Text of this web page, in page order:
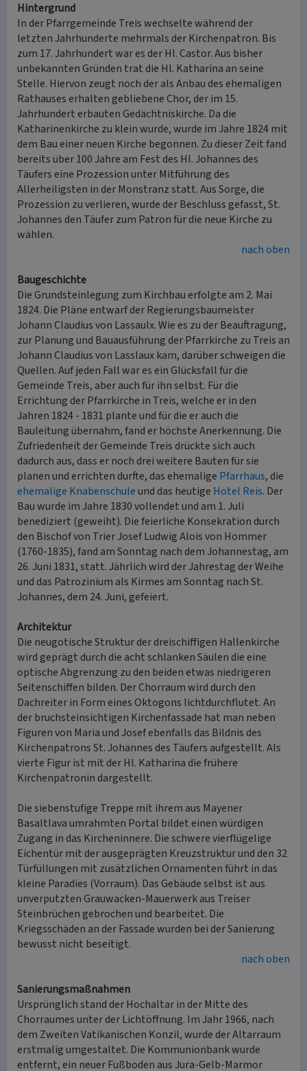
Hintergrund
In der Pfarrgemeinde Treis wechselte während der
letzten Jahrhunderte mehrmals der Kirchenpatron. Bis
zum 17. Jahrhundert war es der Hl. Castor. Aus bisher
unbekannten Gründen trat die Hl. Katharina an seine
Stelle. Hiervon zeugt noch der als Anbau des ehemaligen
Rathauses erhalten gebliebene Chor, der im 15.
Jahrhundert erbauten Gedächtniskirche. Da die
Katharinenkirche zu klein wurde, wurde im Jahre 1824 mit
dem Bau einer neuen Kirche begonnen. Zu dieser Zeit fand
bereits über 100 Jahre am Fest des Hl. Johannes des
Täufers eine Prozession unter Mitführung des
Allerheiligsten in der Monstranz statt. Aus Sorge, die
Prozession zu verlieren, wurde der Beschluss gefasst, St.
Johannes den Täufer zum Patron für die neue Kirche zu
wählen.
nach oben
Baugeschichte
Die Grundsteinlegung zum Kirchbau erfolgte am 2. Mai
1824. Die Pläne entwarf der Regierungsbaumeister
Johann Claudius von Lassaulx. Wie es zu der Beauftragung,
zur Planung und Bauausführung der Pfarrkirche zu Treis an
Johann Claudius von Lasslaux kam, darüber schweigen die
Quellen. Auf jeden Fall war es ein Glücksfall für die
Gemeinde Treis, aber auch für ihn selbst. Für die
Errichtung der Pfarrkirche in Treis, welche er in den
Jahren 1824 - 1831 plante und für die er auch die
Bauleitung übernahm, fand er höchste Anerkennung. Die
Zufriedenheit der Gemeinde Treis drückte sich auch
dadurch aus, dass er noch drei weitere Bauten für sie
planen und errichten durfte, das ehemalige Pfarrhaus, die
ehemalige Knabenschuleund das heutige Hotel Reis. Der
Bau wurde im Jahre 1830 vollendet und am 1. Juli
benediziert (geweiht). Die feierliche Konsekration durch
den Bischof von Trier Josef Ludwig Alois von Hommer
(1760-1835), fand am Sonntag nach dem Johannestag, am
26. Juni 1831, statt. Jährlich wird der Jahrestag der Weihe
und das Patrozinium als Kirmes am Sonntag nach St.
Johannes, dem 24. Juni, gefeiert.
Architektur
Die neugotische Struktur der dreischiffigen Hallenkirche
wird geprägt durch die acht schlanken Säulen die eine
optische Abgrenzung zu den beiden etwas niedrigeren
Seitenschiffen bilden. Der Chorraum wird durch den
Dachreiter in Form eines Oktogons lichtdurchflutet. An
der bruchsteinsichtigen Kirchenfassade hat man neben
Figuren von Maria und Josef ebenfalls das Bildnis des
Kirchenpatrons St. Johannes des Täufers aufgestellt. Als
vierte Figur ist mit der Hl. Katharina die frühere
Kirchenpatronin dargestellt.
Die siebenstufige Treppe mit ihrem aus Mayener
Basaltlava umrahmten Portal bildet einen würdigen
Zugang in das Kircheninnere. Die schwere vierflügelige
Eichentür mit der ausgeprägten Kreuzstruktur und den 32
Türfüllungen mit zusätzlichen Ornamenten führt in das
kleine Paradies (Vorraum). Das Gebäude selbst ist aus
unverputzten Grauwacken-Mauerwerk aus Treiser
Steinbrüchen gebrochen und bearbeitet. Die
Kriegsschäden an der Fassade wurden bei der Sanierung
bewusst nicht beseitigt.
nach oben
Sanierungsmaßnahmen
Ursprünglich stand der Hochaltar in der Mitte des
Chorraumes unter der Lichtöffnung. Im Jahr 1966, nach
dem Zweiten Vatikanischen Konzil, wurde der Altarraum
erstmalig umgestaltet. Die Kommunionbank wurde
entfernt, ein neuer Fußboden aus Jura-Gelb-Marmor